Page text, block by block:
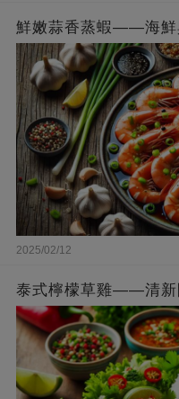
鮮嫩蒜香蒸蝦——海鮮
2025/02/12
泰式檸檬草雞——清新